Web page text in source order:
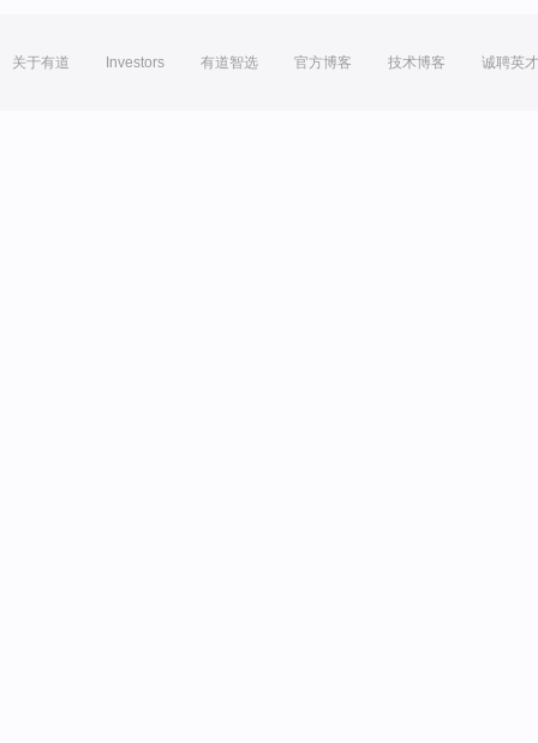
关于有道 Investors 有道智选 官方博客 技术博客 诚聘英才